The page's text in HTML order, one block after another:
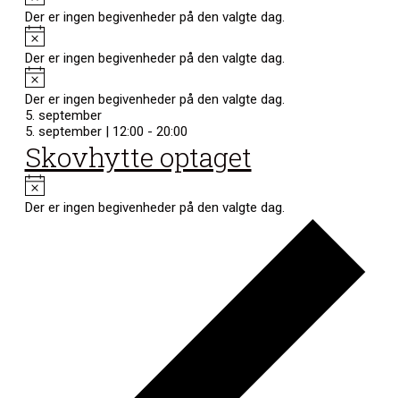
Der er ingen begivenheder på den valgte dag.
Notice
Der er ingen begivenheder på den valgte dag.
Notice
Der er ingen begivenheder på den valgte dag.
5. september
5. september | 12:00 - 20:00
Skovhytte optaget
Notice
Der er ingen begivenheder på den valgte dag.